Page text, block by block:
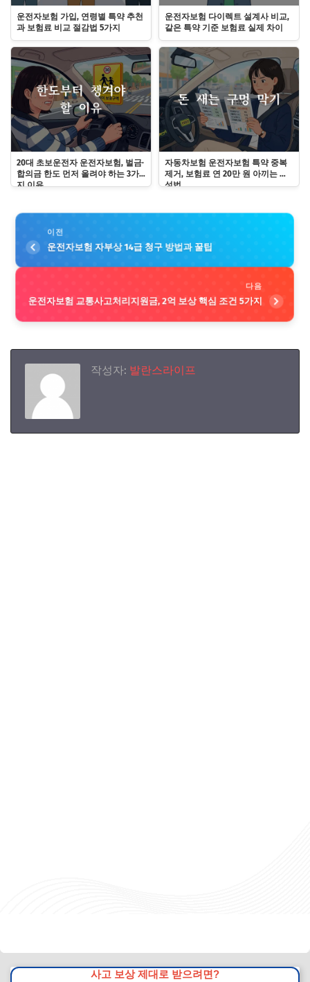
운전자보험 가입, 연령별 특약 추천
과 보험료 비교 절감법 5가지
운전자보험 다이렉트 설계사 비교,
같은 특약 기준 보험료 실제 차이
20대 초보운전자 운전자보험, 벌금·
합의금 한도 먼저 올려야 하는 3가
지 이유
자동차보험 운전자보험 특약 중복
제거, 보험료 연 20만 원 아끼는 구
성법
이전
운전자보험 자부상 14급 청구 방법과 꿀팁
다음
운전자보험 교통사고처리지원금, 2억 보상 핵심 조건 5가지
작성자: 발란스라이프
사고 보상 제대로 받으려면?